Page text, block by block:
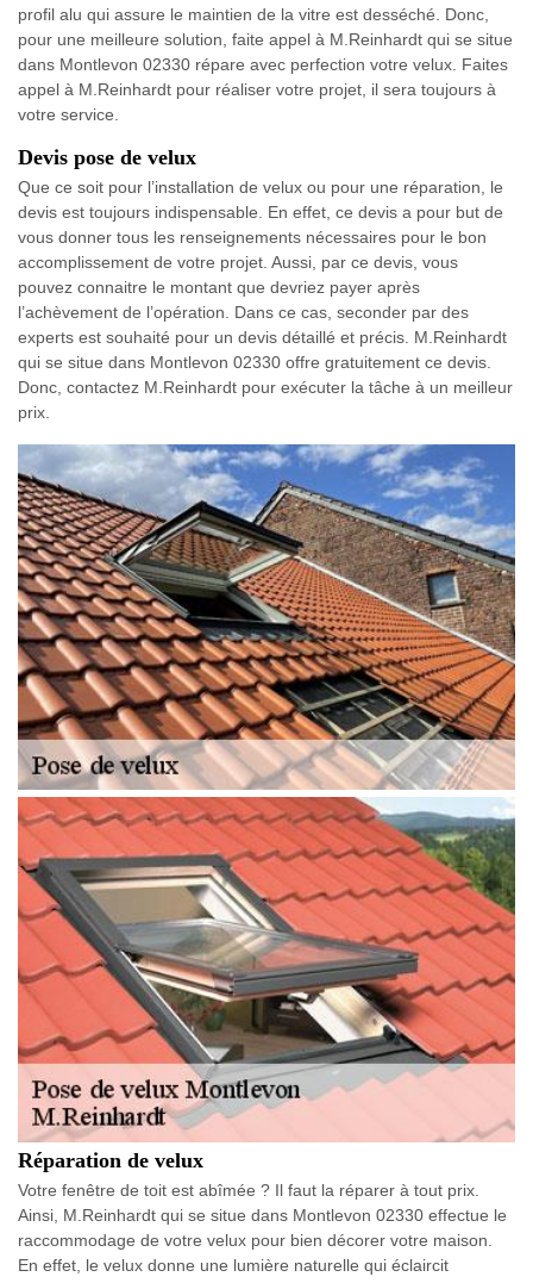
profil alu qui assure le maintien de la vitre est desséché. Donc,
pour une meilleure solution, faite appel à M.Reinhardt qui se situe
dans Montlevon 02330 répare avec perfection votre velux. Faites
appel à M.Reinhardt pour réaliser votre projet, il sera toujours à
votre service.
Devis pose de velux
Que ce soit pour l’installation de velux ou pour une réparation, le
devis est toujours indispensable. En effet, ce devis a pour but de
vous donner tous les renseignements nécessaires pour le bon
accomplissement de votre projet. Aussi, par ce devis, vous
pouvez connaitre le montant que devriez payer après
l’achèvement de l’opération. Dans ce cas, seconder par des
experts est souhaité pour un devis détaillé et précis. M.Reinhardt
qui se situe dans Montlevon 02330 offre gratuitement ce devis.
Donc, contactez M.Reinhardt pour exécuter la tâche à un meilleur
prix.
Réparation de velux
Votre fenêtre de toit est abîmée ? Il faut la réparer à tout prix.
Ainsi, M.Reinhardt qui se situe dans Montlevon 02330 effectue le
raccommodage de votre velux pour bien décorer votre maison.
En effet, le velux donne une lumière naturelle qui éclaircit